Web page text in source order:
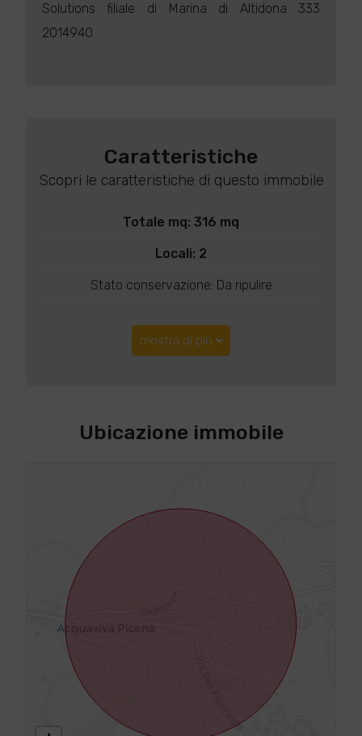
Solutions filiale di Marina di Altidona 333
2014940
Caratteristiche
Scopri le caratteristiche di questo immobile
Totale mq: 316 mq
Locali: 2
Stato conservazione: Da ripulire
mostra di più
Ubicazione immobile